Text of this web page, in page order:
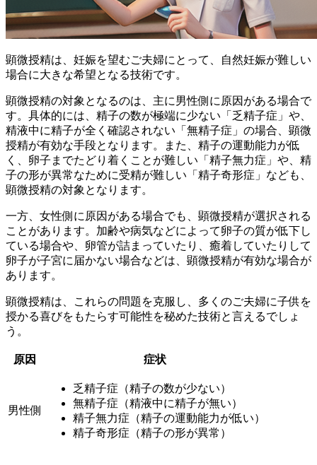
顕微授精は、妊娠を望むご夫婦にとって、自然妊娠が難しい
場合に大きな希望となる技術です。
顕微授精の対象となるのは、主に男性側に原因がある場合で
す。 具体的には、精子の数が極端に少ない「乏精子症」や、
精液中に精子が全く確認されない「無精子症」の場合、顕微
授精が有効な手段となります。
また、精子の運動能力が低
く、卵子までたどり着くことが難しい「精子無力症」や、精
子の形が異常なために受精が難しい「精子奇形症」なども、
顕微授精の対象となります。
一方、女性側に原因がある場合でも、顕微授精が選択される
ことがあります。加齢や病気などによって卵子の質が低下し
ている場合や、卵管が詰まっていたり、癒着していたりして
卵子が子宮に届かない場合などは、顕微授精が有効な場合が
あります。
顕微授精は、これらの問題を克服し、多くのご夫婦に子供を
授かる喜びをもたらす可能性を秘めた技術と言えるでしょ
う。
原因 症状
男性側
乏精子症（精子の数が少ない）
無精子症（精液中に精子が無い）
精子無力症（精子の運動能力が低い）
精子奇形症（精子の形が異常）